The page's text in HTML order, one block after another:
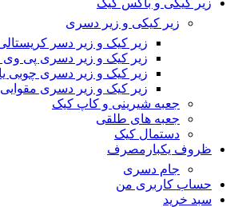
زیر کیکی و باکس کیک
زیر کیکی و زیر دسری
زیر کیک و زیر دسر
زیر کیک و زیر دسری پی
زیر کیک و زیر دسری چوبی یا
زیر کیک و زیر دسری مقوایی
جعبه شیرینی و کاپ کیک
جعبه های طلقی
دستمال کیک
ظروف یکبارمصرف
جام دسری
حساب کاربری من
سبد خرید